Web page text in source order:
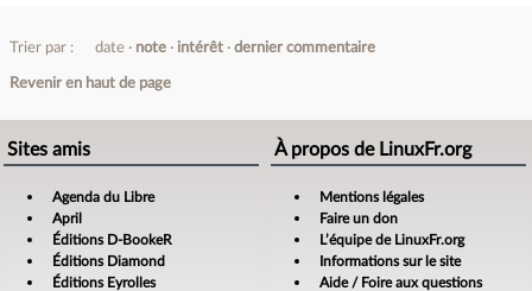
Trier par : date note intérêt dernier commentaire
Revenir en haut de page
Sites amis
Agenda du Libre
April
Éditions D-BookeR
Éditions Diamond
Éditions Eyrolles
À propos de LinuxFr.org
Mentions légales
Faire un don
L’équipe de LinuxFr.org
Informations sur le site
Aide / Foire aux questions